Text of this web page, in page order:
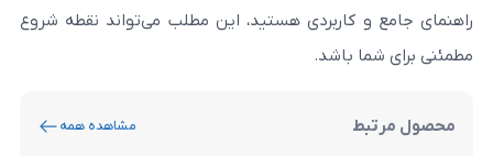
هستید، این مطلب می‌تواند نقطه شروع